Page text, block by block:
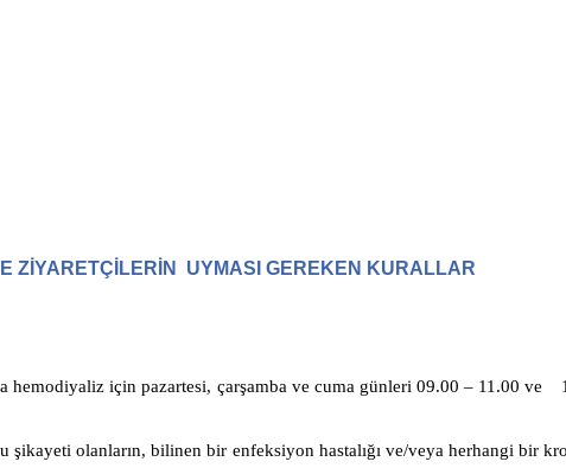
ZİYARETÇİLERİN UYMASI GEREKEN KURALLAR
hemodiyaliz için pazartesi, çarşamba ve cuma günleri 09.00 – 11.00
olanların, bilinen bir enfeksiyon hastalığı ve/veya herhangi bir